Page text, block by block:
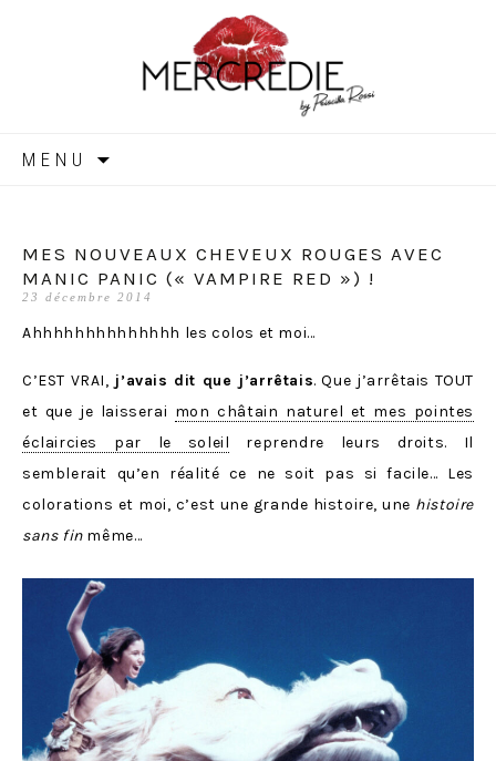
MERCREDIE
MENU
MES NOUVEAUX CHEVEUX ROUGES AVEC
MANIC PANIC (« VAMPIRE RED ») !
23 décembre 2014
Ahhhhhhhhhhhhhh les colos et moi…
C’EST VRAI, j’avais dit que j’arrêtais. Que j’arrêtais TOUT
et que je laisserai mon châtain naturel et mes pointes
éclaircies par le soleil reprendre leurs droits. Il
semblerait qu’en réalité ce ne soit pas si facile… Les
colorations et moi, c’est une grande histoire, une histoire
sans finmême…